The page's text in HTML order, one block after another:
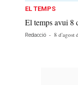
EL TEMPS
El temps avui 8
Redacció - 8 d'agost